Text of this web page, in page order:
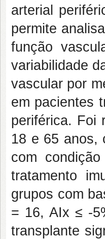
arterial
permite
função
variabilidade
vascular por
em pacientes
periférica. Foi
18 e 65 anos,
com
tratamento
grupos com
= 16, AIx ≤ -
transplante